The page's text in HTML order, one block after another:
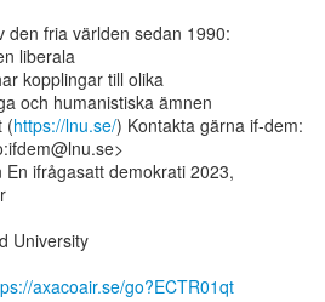
den fria världen sedan 1990:
liberala
kopplingar till olika
och humanistiska ämnen
(https://lnu.se/) Kontakta gärna if-dem:
En ifrågasatt demokrati 2023,
University
axacoair.se/go?ECTR01qt